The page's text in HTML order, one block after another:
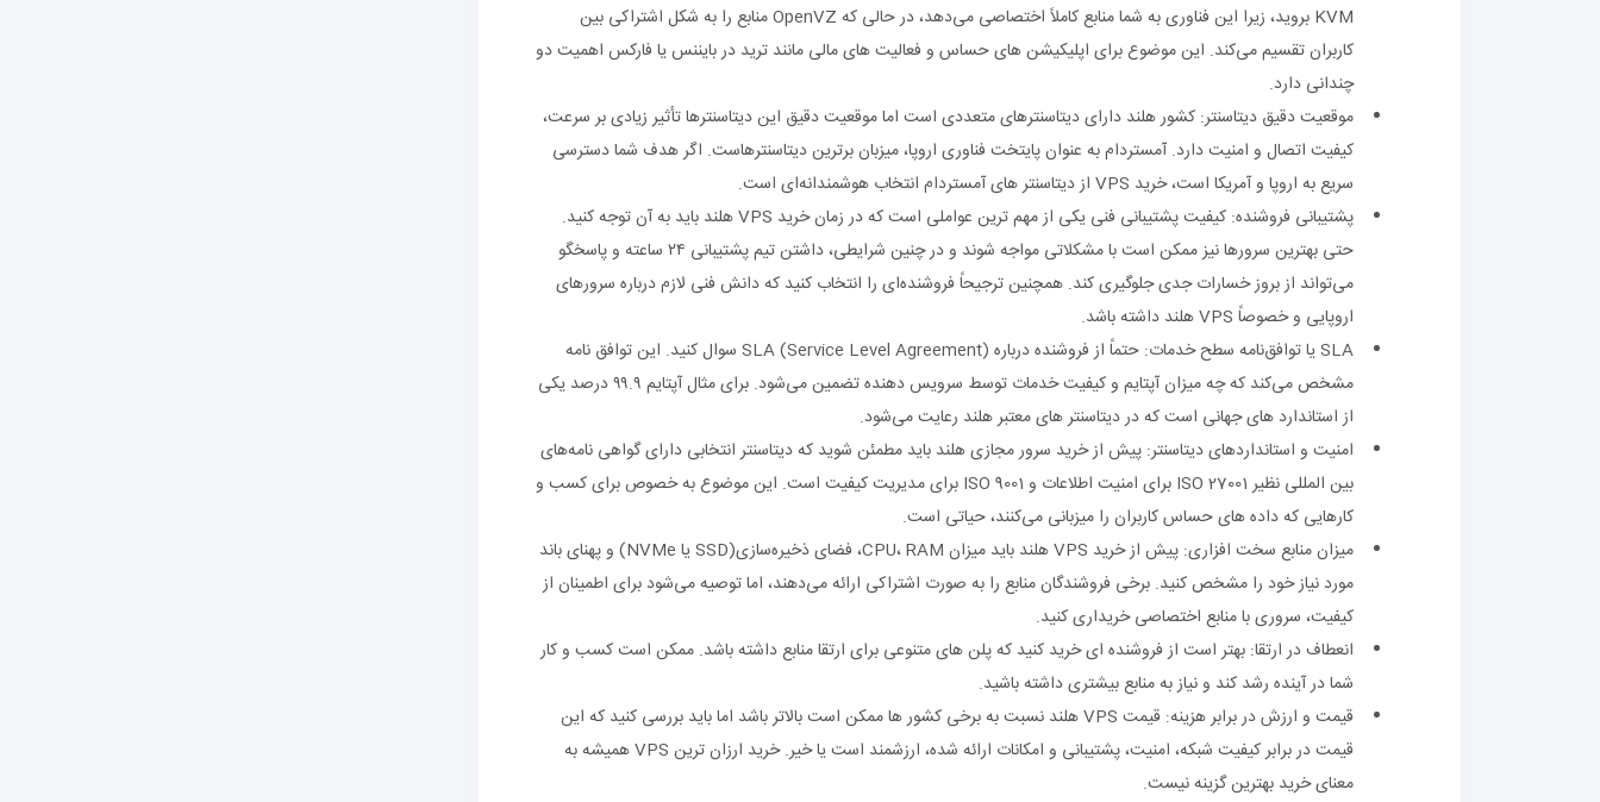
KVM بروید، زیرا این فناوری به شما منابع کاملاً اختصاصی می‌دهد، در حالی که OpenVZ منابع را به شکل اشتراکی بین
کاربران تقسیم می‌کند. این موضوع برای اپلیکیشن‌ های حساس و فعالیت‌ های مالی مانند ترید در بایننس یا فارکس اهمیت دو
چندانی دارد.
موقعیت دقیق دیتاسنتر: کشور هلند دارای دیتاسنترهای متعددی است اما موقعیت دقیق این دیتاسنترها تأثیر زیادی بر سرعت،
کیفیت اتصال و امنیت دارد. آمستردام به عنوان پایتخت فناوری اروپا، میزبان برترین دیتاسنترهاست. اگر هدف شما دسترسی
سریع به اروپا و آمریکا است، خرید VPS از دیتاسنتر های آمستردام انتخاب هوشمندانه‌ای است.
پشتیبانی فروشنده: کیفیت پشتیبانی فنی یکی از مهم‌ ترین عواملی است که در زمان خرید VPS هلند باید به آن توجه کنید.
حتی بهترین سرورها نیز ممکن است با مشکلاتی مواجه شوند و در چنین شرایطی، داشتن تیم پشتیبانی ۲۴ ساعته و پاسخگو
می‌تواند از بروز خسارات جدی جلوگیری کند. همچنین ترجیحاً فروشنده‌ای را انتخاب کنید که دانش فنی لازم درباره سرورهای
اروپایی و خصوصاً VPS هلند داشته باشد.
SLA یا توافق‌نامه سطح خدمات: حتماً از فروشنده درباره SLA (Service Level Agreement) سوال کنید. این توافق‌ نامه
مشخص می‌کند که چه میزان آپتایم و کیفیت خدمات توسط سرویس‌ دهنده تضمین می‌شود. برای مثال آپتایم ۹۹.۹ درصد یکی
از استاندارد های جهانی است که در دیتاسنتر های معتبر هلند رعایت می‌شود.
امنیت و استانداردهای دیتاسنتر: پیش از خرید سرور مجازی هلند باید مطمئن شوید که دیتاسنتر انتخابی دارای گواهی‌ نامه‌های
بین‌ المللی نظیر ISO 27001 برای امنیت اطلاعات و ISO 9001 برای مدیریت کیفیت است. این موضوع به‌ خصوص برای کسب‌ و
کارهایی که داده‌ های حساس کاربران را میزبانی می‌کنند، حیاتی است.
میزان منابع سخت‌ افزاری: پیش از خرید VPS هلند باید میزان CPU، RAM، فضای ذخیره‌سازی(SSD یا NVMe) و پهنای باند
مورد نیاز خود را مشخص کنید. برخی فروشندگان منابع را به صورت اشتراکی ارائه می‌دهند، اما توصیه می‌شود برای اطمینان از
کیفیت، سروری با منابع اختصاصی خریداری کنید.
انعطاف در ارتقا: بهتر است از فروشنده‌ ای خرید کنید که پلن‌ های متنوعی برای ارتقا منابع داشته باشد. ممکن است کسب‌ و کار
شما در آینده رشد کند و نیاز به منابع بیشتری داشته باشید.
قیمت و ارزش در برابر هزینه: قیمت VPS هلند نسبت به برخی کشور ها ممکن است بالاتر باشد اما باید بررسی کنید که این
قیمت در برابر کیفیت شبکه، امنیت، پشتیبانی و امکانات ارائه شده، ارزشمند است یا خیر. خرید ارزان‌ ترین VPS همیشه به
معنای خرید بهترین گزینه نیست.